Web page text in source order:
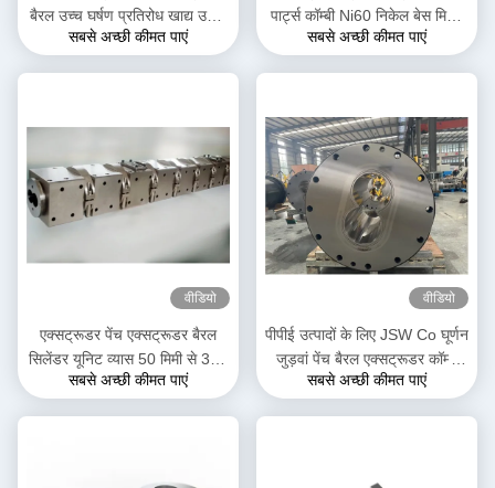
बैरल उच्च घर्षण प्रतिरोध खाद्य उद्योग
के लिए स्थिर
सबसे अच्छी कीमत पाएं
पार्ट्स कॉम्बी Ni60 निकेल बेस मिश्र
धातु उच्च शक्ति
सबसे अच्छी कीमत पाएं
वीडियो
एक्सट्रूडर पेंच एक्सट्रूडर बैरल
सिलेंडर यूनिट व्यास 50 मिमी से 300
मिमी लंबाई 3500 मिमी
सबसे अच्छी कीमत पाएं
वीडियो
पीपीई उत्पादों के लिए JSW Co घूर्णन
जुड़वां पेंच बैरल एक्सट्रूडर कॉम्बी
बैरल पेंच सेगमेंट
सबसे अच्छी कीमत पाएं